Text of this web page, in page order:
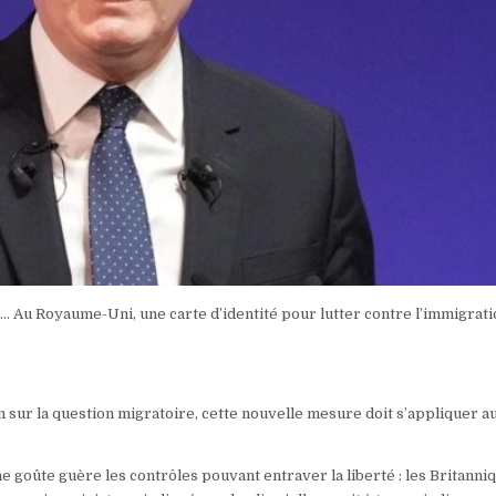
Royaume-Uni, une carte d’identité pour lutter contre
la question migratoire, cette nouvelle mesure doit s’appliquer
goûte guère les contrôles pouvant entraver la liberté : les